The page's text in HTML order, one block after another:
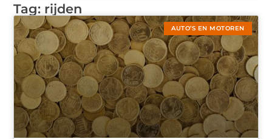
Tag: rijden
AUTO’S EN MOTOREN